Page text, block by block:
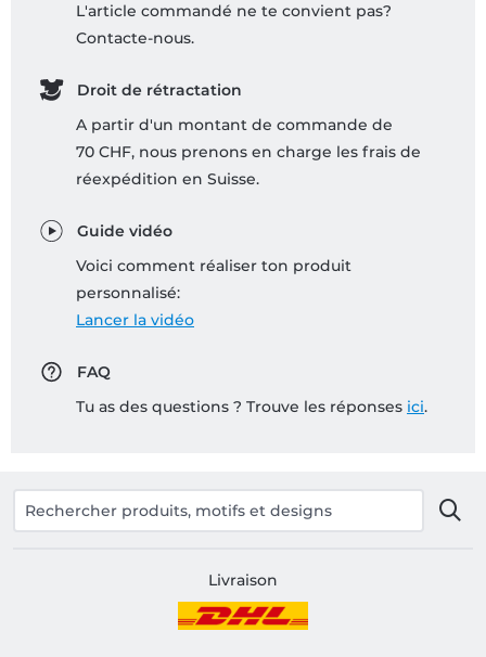
L'article commandé ne te convient pas?
Contacte-nous.
Droit de rétractation
A partir d'un montant de commande de
70 CHF, nous prenons en charge les frais de
réexpédition en Suisse.
Guide vidéo
Voici comment réaliser ton produit
personnalisé:
Lancer la vidéo
FAQ
Tu as des questions ? Trouve les réponses ici.
Livraison